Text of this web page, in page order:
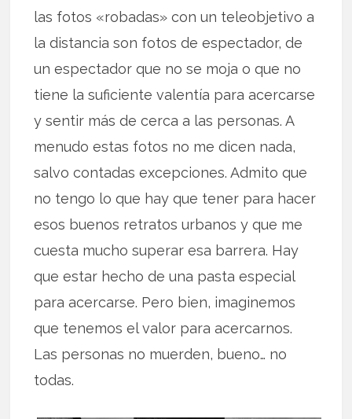
las fotos «robadas» con un teleobjetivo a
la distancia son fotos de espectador, de
un espectador que no se moja o que no
tiene la suficiente valentía para acercarse
y sentir más de cerca a las personas. A
menudo estas fotos no me dicen nada,
salvo contadas excepciones. Admito que
no tengo lo que hay que tener para hacer
esos buenos retratos urbanos y que me
cuesta mucho superar esa barrera. Hay
que estar hecho de una pasta especial
para acercarse. Pero bien, imaginemos
que tenemos el valor para acercarnos.
Las personas no muerden, bueno… no
todas.